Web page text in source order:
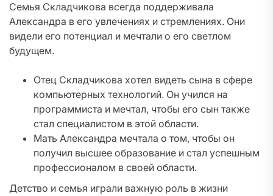
Семья Складчикова всегда поддерживала
Александра в его увлечениях и стремлениях. Они
видели его потенциал и мечтали о его светлом
будущем.
Отец Складчикова хотел видеть сына в сфере
компьютерных технологий. Он учился на
программиста и мечтал, чтобы его сын также
стал специалистом в этой области.
Мать Александра мечтала о том, чтобы он
получил высшее образование и стал успешным
профессионалом в своей области.
Детство и семья играли важную роль в жизни